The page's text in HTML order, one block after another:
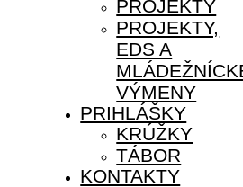
PROJEKTY
PROJEKTY,
EDS A
VÝMENY
PRIHLÁŠKY
KRÚŽKY
TÁBOR
KONTAKTY